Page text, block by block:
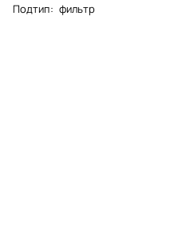
Подтип: фильтр